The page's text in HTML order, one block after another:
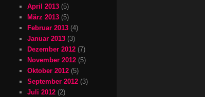
April 2013 (5)
März 2013 (5)
Februar 2013 (4)
Januar 2013 (3)
Dezember 2012 (7)
November 2012 (5)
Oktober 2012 (5)
September 2012 (3)
Juli 2012 (2)